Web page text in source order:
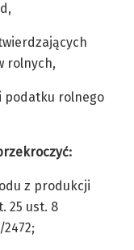
rolnych,
podatku rolnego
z produkcji
25 ust. 8